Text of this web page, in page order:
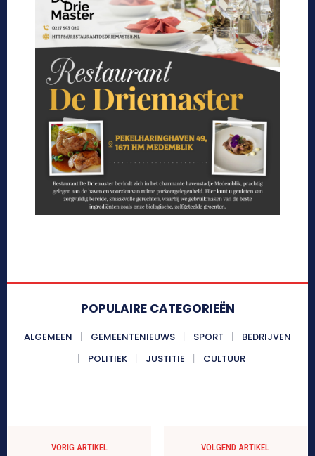
POPULAIRE CATEGORIEËN
ALGEMEEN GEMEENTENIEUWS SPORT
BEDRIJVEN
POLITIEK
JUSTITIE CULTUUR
VORIG ARTIKEL VOLGEND ARTIKEL